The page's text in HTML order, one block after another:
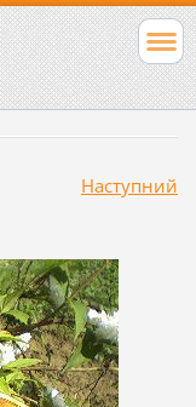
Наступний